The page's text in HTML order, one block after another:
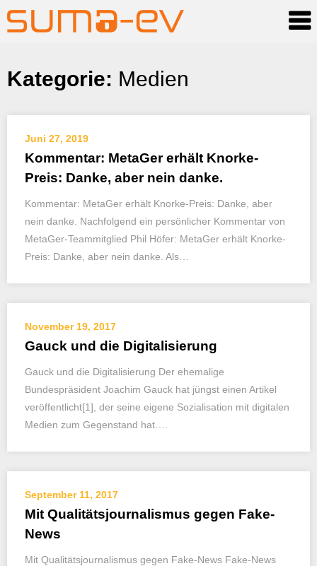
Skip
Kategorie: Medien
Juni 27, 2019
Kommentar: MetaGer erhält Knorke-
Preis: Danke, aber nein danke.
Kommentar: MetaGer erhält Knorke-Preis: Danke, aber
nein danke. Nachfolgend ein persönlicher Kommentar von
MetaGer-Teammitglied Phil Höfer: MetaGer erhält Knorke-
Preis: Danke, aber nein danke. Als…
November 19, 2017
Gauck und die Digitalisierung
Gauck und die Digitalisierung Der ehemalige
Bundespräsident Joachim Gauck hat jüngst einen Artikel
veröffentlicht[1], der seine eigene Sozialisation mit digitalen
Medien zum Gegenstand hat….
September 11, 2017
Mit Qualitätsjournalismus gegen Fake-
News
Mit Qualitätsjournalismus gegen Fake-News Fake-News